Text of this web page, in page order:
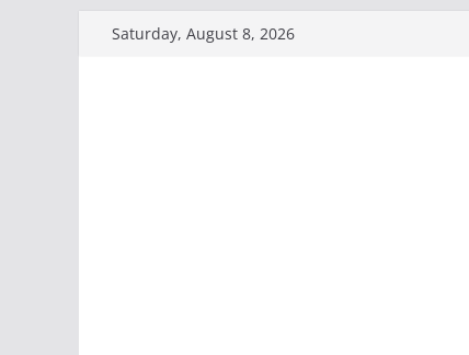
Saturday, August 8, 2026